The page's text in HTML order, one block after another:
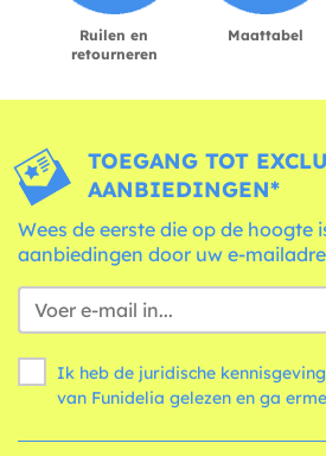
Ruilen en
retourneren
Maattabel
TOEGANG TOT
AANBIEDINGEN*
Wees de eerste die op de hoogte
aanbiedingen door uw e-
Ik heb de juridische
van Funidelia gelezen en ga